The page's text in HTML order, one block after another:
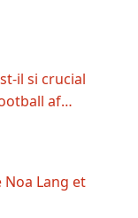
il si crucial
af…
Noa Lang et